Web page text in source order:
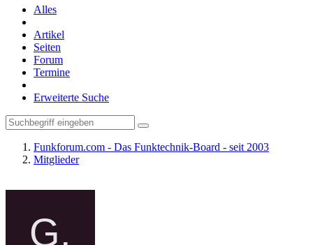
Alles
Artikel
Seiten
Forum
Termine
Erweiterte Suche
Funkforum.com - Das Funktechnik-Board - seit 2003
Mitglieder